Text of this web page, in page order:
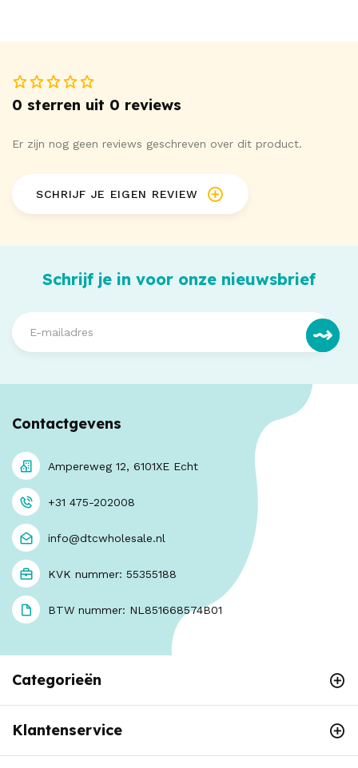
0 sterren uit 0 reviews
Er zijn nog geen reviews geschreven over dit product.
SCHRIJF JE EIGEN REVIEW
Schrijf je in voor onze nieuwsbrief
Contactgevens
Ampereweg 12, 6101XE Echt
+31 475-202008
info@dtcwholesale.nl
KVK nummer: 55355188
BTW nummer: NL851668574B01
Categorieën
Klantenservice